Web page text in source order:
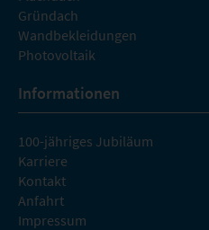
Gründach
Wandbekleidungen
Photovoltaik
Informationen
100-jähriges Jubiläum
Karriere
Kontakt
Anfahrt
Impressum